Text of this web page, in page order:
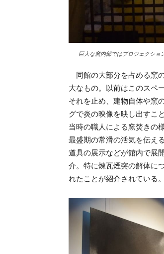
巨大な窯内部ではプロジェクショ
同館の大部分を占める窯
大なもの。以前はこのスペ
それを止め、建物自体や窯
グで炎の映像を映し出すこ
当時の職人による窯焚きの
最盛期の常滑の活気を伝え
道具の展示などが館内で展
介。特に煉瓦煙突の解体に
れたことが紹介されている。